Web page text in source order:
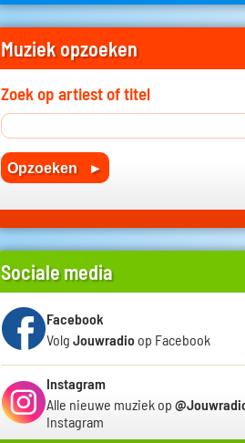
Muziek opzoeken
Zoek op artiest of titel
Sociale media
Facebook
Volg Jouwradio op Facebook
Instagram
Alle nieuwe muziek op
Instagram